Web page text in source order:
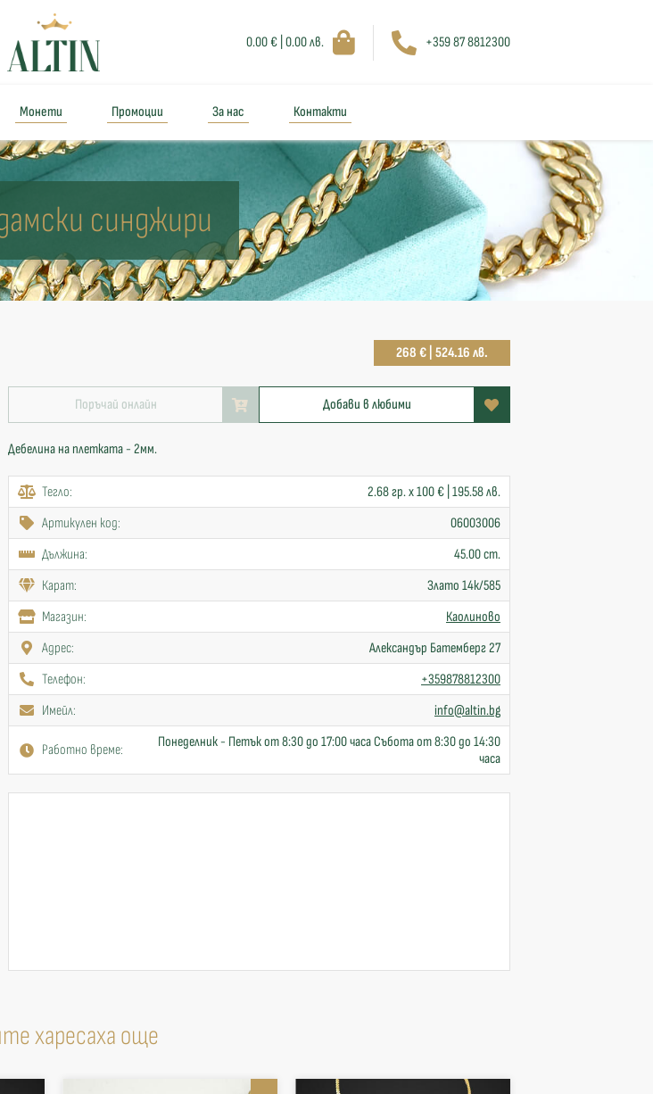
0.00 € | 0.00 лв. +359 87 8812300
Монети Промоции За нас Контакти
синджири
268 € | 524.16 лв.
Поръчай онлайн Добави в любими
Дебелина на плетката - 2мм.
Тегло:
2.68 гр. x 100 € | 195.58 лв.
Артикулен код:
06003006
Дължина:
45.00 cm.
Карат:
Злато 14к/585
Mагазин:
Каолиново
Адрес:
Александър Батемберг 27
Телефон:
+359878812300
Имейл:
info@altin.bg
Работно време:
Понеделник - Петък от 8:30 до 17:00 часа Събота от 8:30 до 14:30
часа
харесаха още